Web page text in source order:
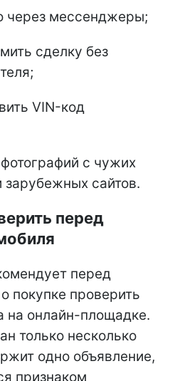
через мессенджеры;
сделку без
VIN-код
с чужих
зарубежных сайтов.
перед
перед
покупке проверить
на онлайн-площадке.
только несколько
одно объявление,
признаком